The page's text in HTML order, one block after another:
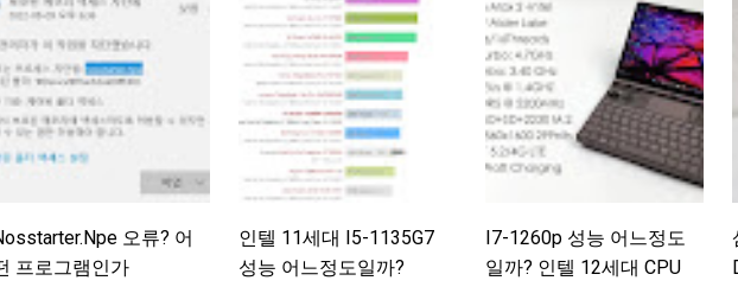
오류? 어
프로그램인가
인텔 11세대 I5-1135G7
성능 어느정도일까?
I7-1260p 성능 어느정도
일까? 인텔 12세대 CPU